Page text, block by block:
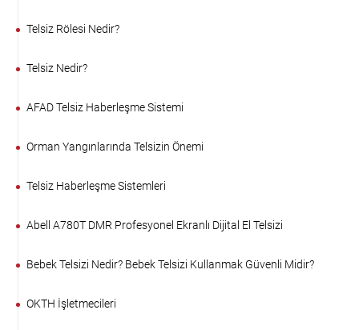
Telsiz Rölesi Nedir?
Telsiz Nedir?
AFAD Telsiz Haberleşme Sistemi
Orman Yangınlarında Telsizin Önemi
Telsiz Haberleşme Sistemleri
Abell A780T DMR Profesyonel Ekranlı Dijital El Telsizi
Bebek Telsizi Nedir? Bebek Telsizi Kullanmak Güvenli Midir?
OKTH İşletmecileri